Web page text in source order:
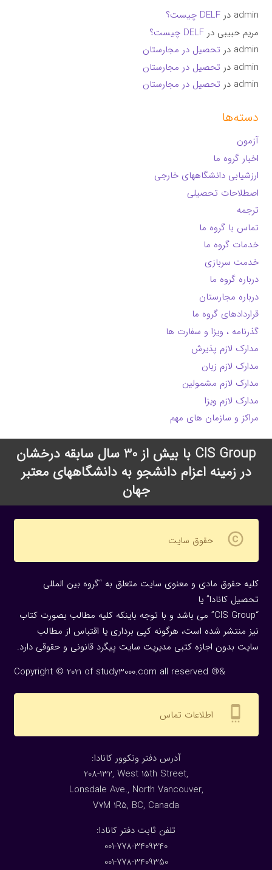
admin درDELF چیست؟
مریم حبیبی درDELF چیست؟
admin در تحصیل در مجارستان
admin در تحصیل در مجارستان
admin در تحصیل در مجارستان
دسته‌ها
آزمون
اخبار گروه ما
ارزشیابی دانشگاههای خارجی
اصطلاحات تحصیلی
ترجمه
تماس با گروه ما
خدمات گروه ما
خدمت سربازی
درباره گروه ما
درباره مجارستان
قراردادهای گروه ما
گذرنامه ، ویزا و سفارت ها
مدارک لازم پذیرش
مدارک لازم زبان
مدارک لازم مشمولین
مدارک لازم ویزا
مراکز و سازمان های مهم
CIS Group با بیش از 30 سال سابقه درخشان
در زمینه اعزام دانشجو به دانشگاههای معتبر
جهان
copyright حقوق سایت
کلیه حقوق مادی و معنوی سایت متعلق به “گروه بین المللی
تحصیل کانادا” یا
“CIS Group” می باشد و با توجه باینکه کلیه مطالب بصورت کتاب
نیز منتشر شده است، هرگونه كپی برداری یا اقتباس از مطالب
سایت بدون اجازه كتبی مدیریت سایت پیگرد قانونی و حقوقی دارد.
Copyright © 2021 of study3000.com all reserved ®&
settings_cell اطلاعات تماس
:آدرس دفتر ونکوور کانادا
208-132, West 15th Street,
Lonsdale Ave., North Vancouver,
V7M 1R5, BC, Canada
:تلفن ثابت دفتر کانادا
001-778-3409340
001-778-3409350